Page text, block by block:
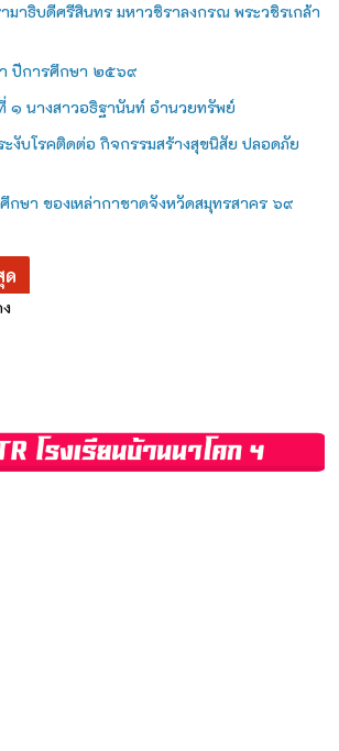
มาธิบดีศรีสินทร มหาวชิราลงกรณ พระวชิรเกล้า
ปีการศึกษา ๒๕๖๙
๑ นางสาวอธิฐานันท์ อำนวยทรัพย์
ะงับโรคติดต่อ กิจกรรมสร้างสุขนิสัย ปลอดภัย
กษา ของเหล่ากาชาดจังหวัดสมุทรสาคร ๖๙
ด